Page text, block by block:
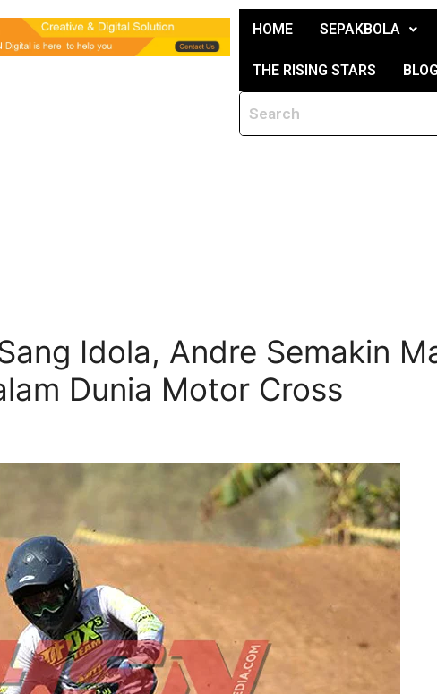
HOME SEPAKBOLA
THE RISING STARS BLOG
Idola, Andre Semakin
Dunia Motor Cross